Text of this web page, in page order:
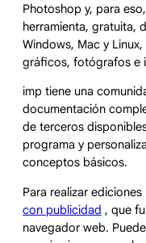
Photoshop y, para
herramienta, gratuita,
Windows, Mac y
gráficos, fotógrafos e
imp tiene una
documentación
de terceros
programa y
conceptos básicos.
Para realizar
con publicidad , que
navegador web.